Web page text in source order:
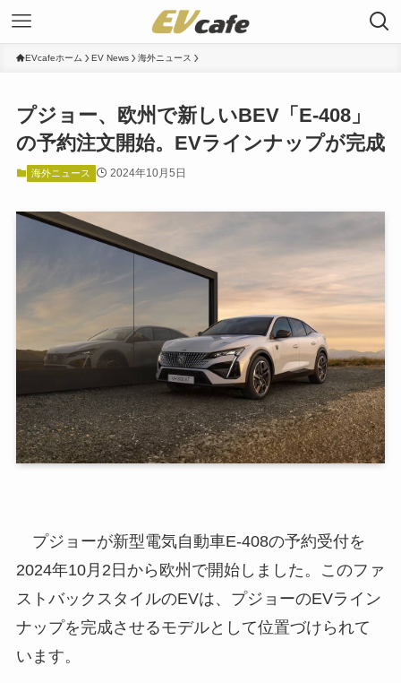
EVcafeホーム EV News 海外ニュース
プジョー、欧州で新しいBEV「E-408」
の予約注文開始。EVラインナップが完成
海外ニュース 2024年10月5日
プジョーが新型電気自動車E-408の予約受付を
2024年10月2日から欧州で開始しました。このファ
ストバックスタイルのEVは、プジョーのEVライン
ナップを完成させるモデルとして位置づけられて
います。